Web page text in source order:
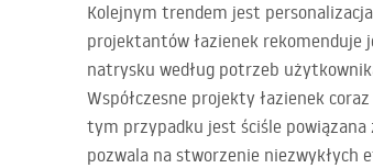
Kolejnym trendem jest
projektantów łazienek rekomenduje
natrysku według potrzeb
Współczesne projekty łazienek
tym przypadku jest ściśle powiązana
pozwala na stworzenie niezwykłych